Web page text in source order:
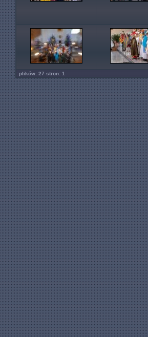
plików: 27 stron: 1